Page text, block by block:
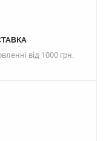
від 1000 грн.